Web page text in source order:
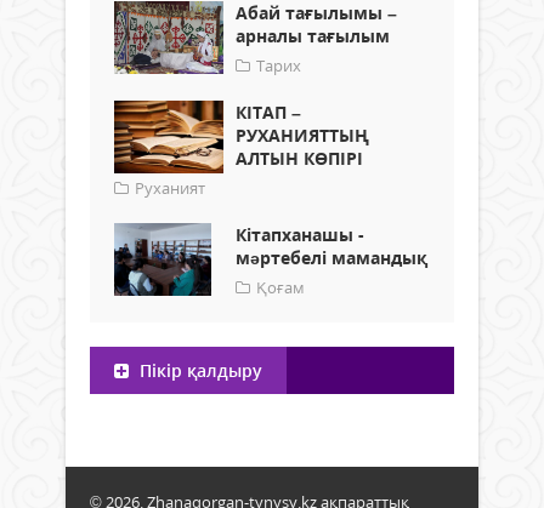
Абай тағылымы –
арналы тағылым
Тарих
КІТАП –
РУХАНИЯТТЫҢ
АЛТЫН КӨПІРІ
Руханият
Кітапханашы -
мəртебелі мамандық
Қоғам
Пікір қалдыру
© 2026. Zhanaqorgan-tynysy.kz ақпараттық